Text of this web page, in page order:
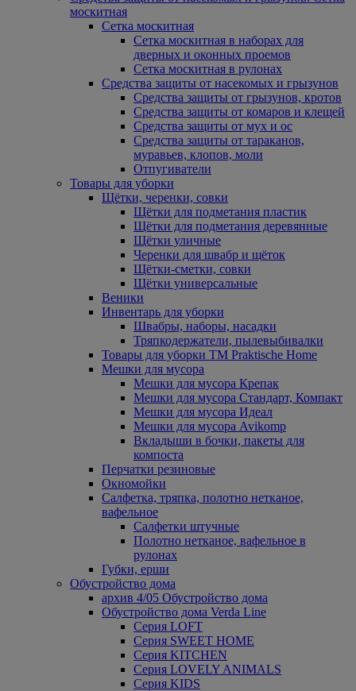
москитная
Сетка москитная
Сетка москитная в наборах для
дверных и оконных проемов
Сетка москитная в рулонах
Средства защиты от насекомых и грызунов
Средства защиты от грызунов, кротов
Средства защиты от комаров и клещей
Средства защиты от мух и ос
Средства защиты от тараканов,
муравьев, клопов, моли
Отпугиватели
Товары для уборки
Щётки, черенки, совки
Щётки для подметания пластик
Щётки для подметания деревянные
Щётки уличные
Черенки для швабр и щёток
Щётки-сметки, совки
Щётки универсальные
Веники
Инвентарь для уборки
Швабры, наборы, насадки
Тряпкодержатели, пылевыбивалки
Товары для уборки ТМ Praktische Home
Мешки для мусора
Мешки для мусора Крепак
Мешки для мусора Стандарт, Компакт
Мешки для мусора Идеал
Мешки для мусора Avikomp
Вкладыши в бочки, пакеты для
компоста
Перчатки резиновые
Окномойки
Салфетка, тряпка, полотно нетканое,
вафельное
Салфетки штучные
Полотно нетканое, вафельное в
рулонах
Губки, ерши
Обустройство дома
архив 4/05 Обустройство дома
Обустройство дома Verda Line
Серия LOFT
Серия SWEET HOME
Серия KITCHEN
Серия LOVELY ANIMALS
Серия KIDS